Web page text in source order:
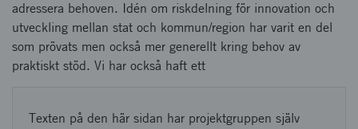
adressera behoven. Idén om riskdelning för innovation och
utveckling mellan stat och kommun/region har varit en del
som prövats men också mer generellt kring behov av
praktiskt stöd. Vi har också haft ett
Texten på den här sidan har projektgruppen själv